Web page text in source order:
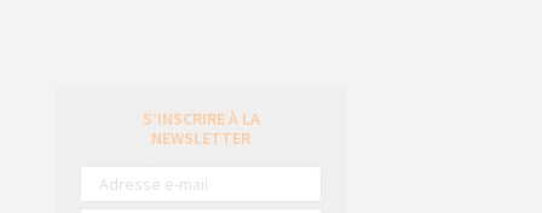
S’INSCRIRE À LA
NEWSLETTER